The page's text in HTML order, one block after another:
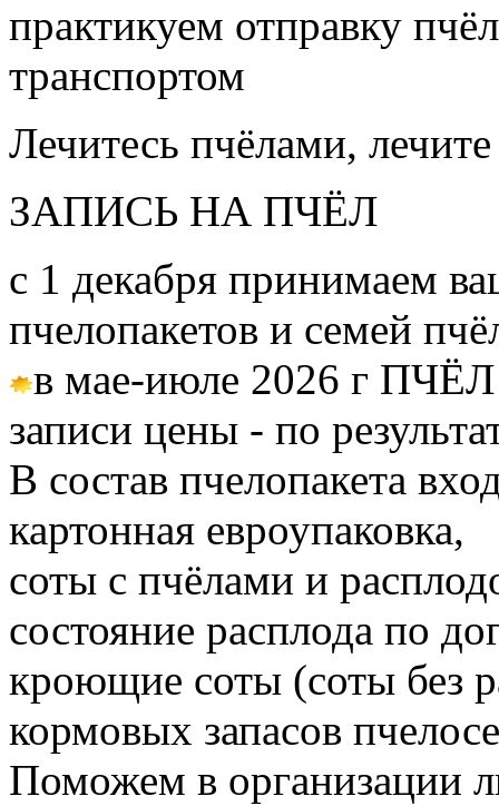
практикуем отправку
транспортом
Лечитесь пчёлами,
ЗАПИСЬ НА ПЧЁЛ
с 1 декабря принимаем
пчелопакетов и семей
в мае-июле 2026 г
записи цены - по
В состав пчелопакета
картонная евроупаковка,
соты с пчёлами и
состояние расплода по
кроющие соты (соты без
кормовых запасов
Поможем в организации